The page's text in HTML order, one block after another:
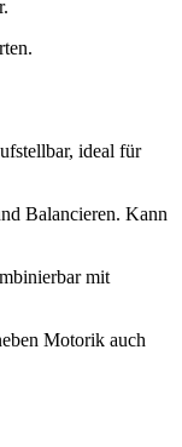
ideal für
Balancieren. Kann
mit
Motorik auch